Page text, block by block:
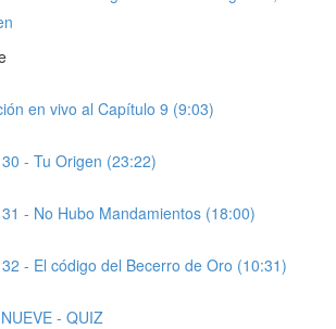
en vivo al Capítulo 9 (9:03)
- Tu Origen (23:22)
- No Hubo Mandamientos (18:00)
- El código del Becerro de Oro (10:31)
- QUIZ